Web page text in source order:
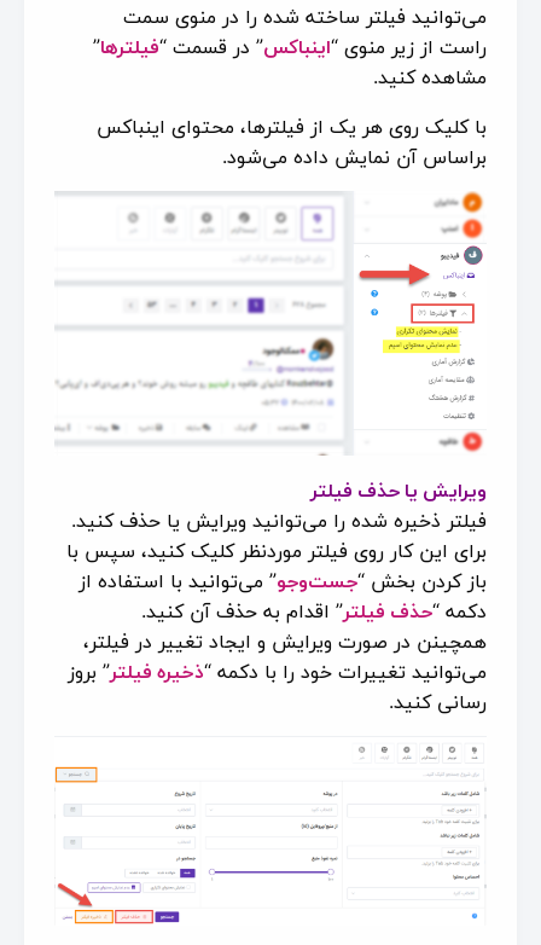
می‌‌توانید فیلتر ساخته شده را در منوی سمت
راست از زیر منوی “اینباکس” در قسمت “فیلترها”
مشاهده کنید.
با کلیک روی هر یک از فیلترها، محتوای اینباکس
براساس آن نمایش داده می‌شود.
ویرایش یا حذف فیلتر
فیلتر ذخیره شده را می‌توانید ویرایش یا حذف کنید.
برای این کار روی فیلتر موردنظر کلیک کنید، سپس با
باز کردن بخش “جست‌وجو” می‌توانید با استفاده از
دکمه “حذف فیلتر” اقدام به حذف آن کنید.
همچینن در صورت ویرایش و ایجاد تغییر در فیلتر،
می‌توانید تغییرات خود را با دکمه “ذخیره فیلتر” بروز
رسانی کنید.